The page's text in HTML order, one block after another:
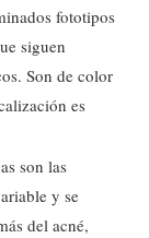
fototipos
siguen
Son de color
es
son las
y se
del acné,